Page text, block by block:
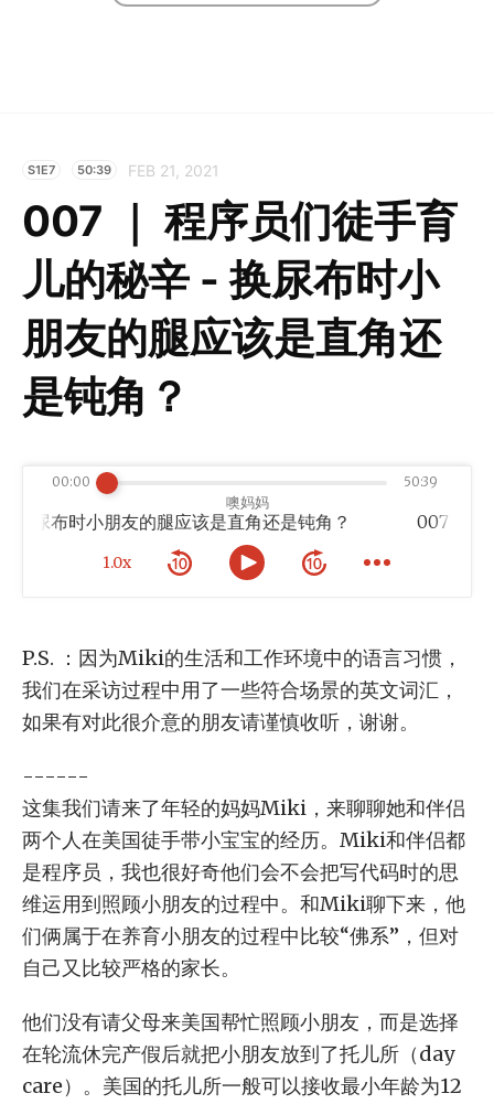
S1E7 50:39 FEB 21, 2021
007 ｜ 程序员们徒手育
儿的秘辛 - 换尿布时小
朋友的腿应该是直角还
是钝角？
噢妈妈
尿布时小朋友的腿应该是直角还是钝角？
1.0x
00:00 50:39
P.S. ：因为Miki的生活和工作环境中的语言习惯，
我们在采访过程中用了一些符合场景的英文词汇，
如果有对此很介意的朋友请谨慎收听，谢谢。
------
这集我们请来了年轻的妈妈Miki，来聊聊她和伴侣
两个人在美国徒手带小宝宝的经历。Miki和伴侣都
是程序员，我也很好奇他们会不会把写代码时的思
维运用到照顾小朋友的过程中。和Miki聊下来，他
们俩属于在养育小朋友的过程中比较“佛系”，但对
自己又比较严格的家长。
他们没有请父母来美国帮忙照顾小朋友，而是选择
在轮流休完产假后就把小朋友放到了托儿所（day
care）。美国的托儿所一般可以接收最小年龄为12